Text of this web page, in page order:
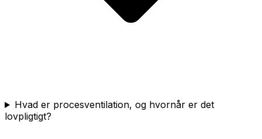
Hvad er procesventilation, og hvornår er det
lovpligtigt?